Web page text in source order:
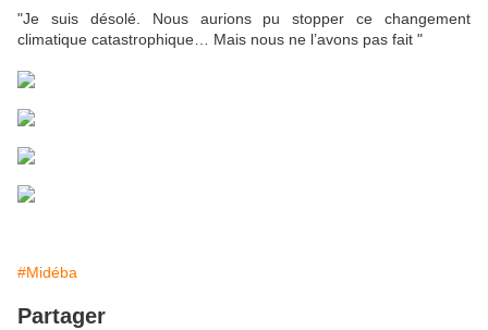
"Je suis désolé. Nous aurions pu stopper ce changement
climatique catastrophique… Mais nous ne l’avons pas fait "
#Midéba
Partager